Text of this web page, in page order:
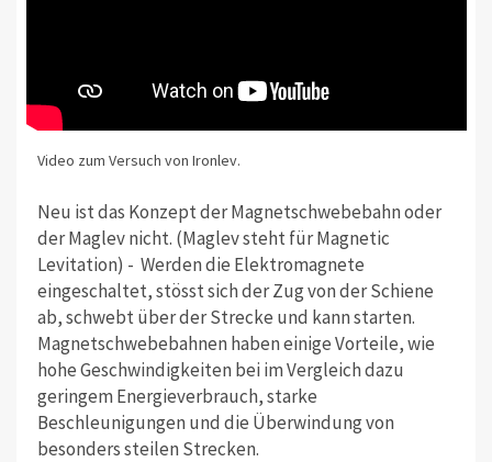
Video zum Versuch von Ironlev.
Neu ist das Konzept der Magnetschwebebahn oder
der Maglev nicht. (Maglev steht für Magnetic
Levitation) - Werden die Elektromagnete
eingeschaltet, stösst sich der Zug von der Schiene
ab, schwebt über der Strecke und kann starten.
Magnetschwebebahnen haben einige Vorteile, wie
hohe Geschwindigkeiten bei im Vergleich dazu
geringem Energieverbrauch, starke
Beschleunigungen und die Überwindung von
besonders steilen Strecken.